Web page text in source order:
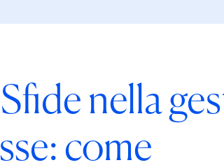
nella
come